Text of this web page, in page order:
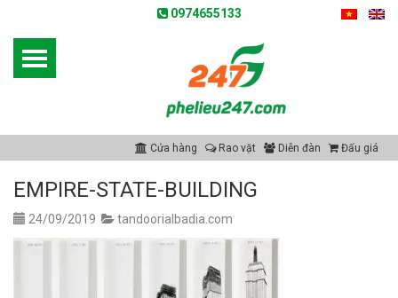
0974655133
Cửa hàng Rao vặt Diễn đàn Đấu giá
EMPIRE-STATE-BUILDING
24/09/2019 tandoorialbadia.com